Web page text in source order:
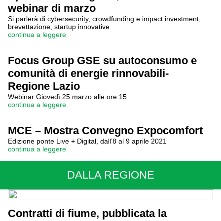
webinar di marzo
Si parlerà di cybersecurity, crowdfunding e impact investment,
brevettazione, startup innovative
continua a leggere
Focus Group GSE su autoconsumo e
comunità di energie rinnovabili-
Regione Lazio
Webinar Giovedì 25 marzo alle ore 15
continua a leggere
MCE – Mostra Convegno Expocomfort
Edizione ponte Live + Digital, dall’8 al 9 aprile 2021
continua a leggere
DALLA REGIONE
Contratti di fiume, pubblicata la